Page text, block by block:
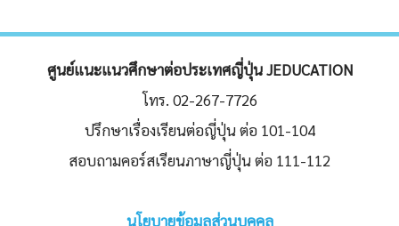
ศูนย์แนะแนวศึกษาต่อประเทศญี่ปุ่น JEDUCATION
โทร. 02-267-7726
ปรึกษาเรื่องเรียนต่อญี่ปุ่น ต่อ 101-104
สอบถามคอร์สเรียนภาษาญี่ปุ่น ต่อ 111-112
นโยบายข้อมูลส่วนบุคคล